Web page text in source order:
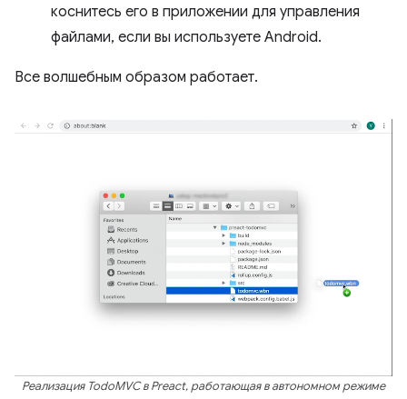
коснитесь его в приложении для управления
файлами, если вы используете Android.
Все волшебным образом работает.
Реализация TodoMVC в Preact, работающая в автономном режиме